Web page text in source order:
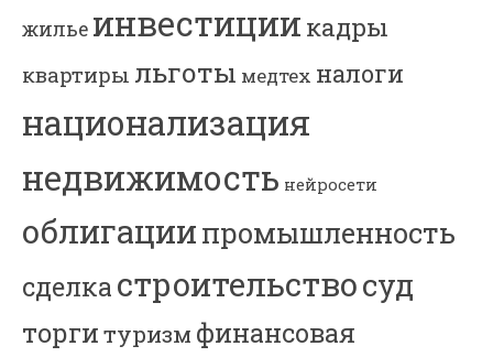
жилье инвестиции кадры
квартиры льготы медтех налоги
национализация
недвижимость нейросети
облигациипромышленность
сделкастроительствосуд
торгитуризм финансовая